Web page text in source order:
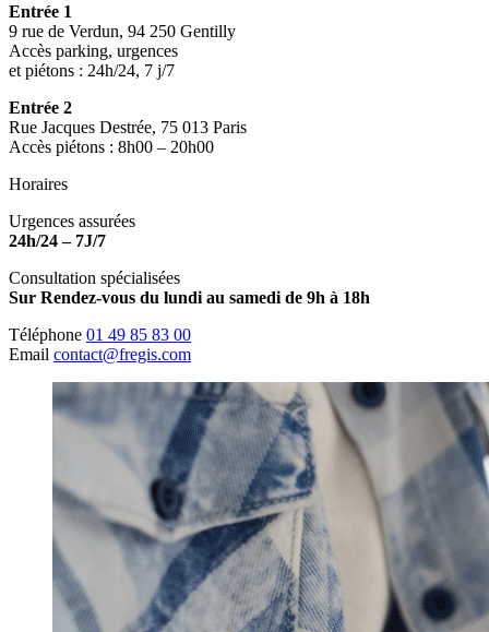
Entrée 1
9 rue de Verdun, 94 250 Gentilly
Accès parking, urgences
et piétons : 24h/24, 7 j/7
Entrée 2
Rue Jacques Destrée, 75 013 Paris
Accès piétons : 8h00 – 20h00
Horaires
Urgences assurées
24h/24 – 7J/7
Consultation spécialisées
Sur Rendez-vous du lundi au samedi de 9h à 18h
Téléphone 01 49 85 83 00
Email contact@fregis.com